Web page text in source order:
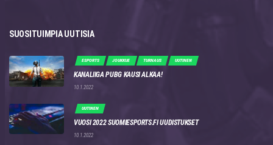
SUOSITUIMPIA UUTISIA
ESPORTS JOUKKUE TURNAUS UUTINEN
KANALIIGA PUBG KAUSI ALKAA!
10.1.2022
UUTINEN
VUOSI 2022 SUOMIESPORTS.FI UUDISTUKSET
10.1.2022